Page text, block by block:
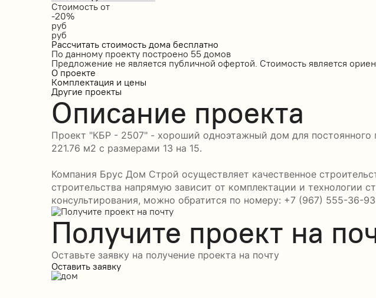
Стоимость от
-20%
руб
руб
Рассчитать стоимость дома бесплатно
По данному проекту построено 55 домов
Предложение не является публичной офертой. Стоимость является
О проекте
Комплектация и цены
Другие проекты
Описание проекта
Проект "КБР - 2507" - хороший одноэтажный дом для
221.76 м2 с размерами 13 на 15.
Компания Брус Дом Строй осуществляет качественное
строительства напрямую зависит от комплектации и технологии
консультирования, можно обратится по номеру: +7 (967) 555-36-
Получите проект на
Оставьте заявку на получение проекта на почту
Оставить заявку